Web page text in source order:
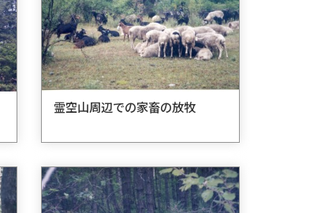
霊空山周辺での家畜の放牧